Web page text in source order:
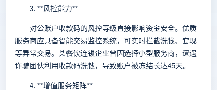
3. **风控能力**
对公账户收款码的风控等级直接影响资金安全。优质
服务商应具备智能交易监控系统，可实时拦截洗钱、套现
等异常交易。某餐饮连锁企业曾因选择小型服务商，遭遇
诈骗团伙利用收款码洗钱，导致账户被冻结长达45天。
4. **增值服务矩阵**